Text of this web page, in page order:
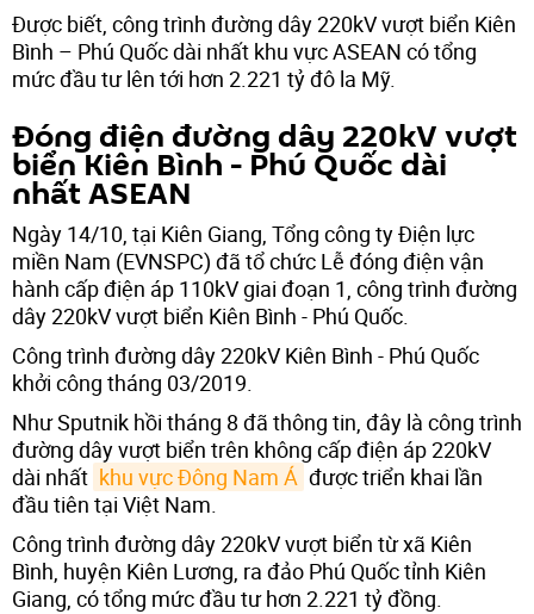
Được biết, công trình đường dây 220kV vượt biển Kiên
Bình – Phú Quốc dài nhất khu vực ASEAN có tổng
mức đầu tư lên tới hơn 2.221 tỷ đô la Mỹ.
Đóng điện đường dây 220kV vượt
biển Kiên Bình - Phú Quốc dài
nhất ASEAN
Ngày 14/10, tại Kiên Giang, Tổng công ty Điện lực
miền Nam (EVNSPC) đã tổ chức Lễ đóng điện vận
hành cấp điện áp 110kV giai đoạn 1, công trình đường
dây 220kV vượt biển Kiên Bình - Phú Quốc.
Công trình đường dây 220kV Kiên Bình - Phú Quốc
khởi công tháng 03/2019.
Như Sputnik hồi tháng 8 đã thông tin, đây là công trình
đường dây vượt biển trên không cấp điện áp 220kV
dài nhất khu vực Đông Nam Á được triển khai lần
đầu tiên tại Việt Nam.
Công trình đường dây 220kV vượt biển từ xã Kiên
Bình, huyện Kiên Lương, ra đảo Phú Quốc tỉnh Kiên
Giang, có tổng mức đầu tư hơn 2.221 tỷ đồng.